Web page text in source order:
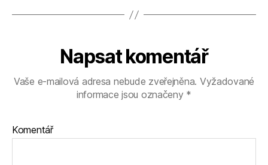
Napsat komentář
Vaše e-mailová adresa nebude zveřejněna. Vyžadované
informace jsou označeny *
Komentář